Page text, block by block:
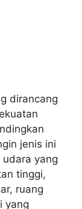
dirancang
jenis ini
yang
tinggi,
ruang
yang